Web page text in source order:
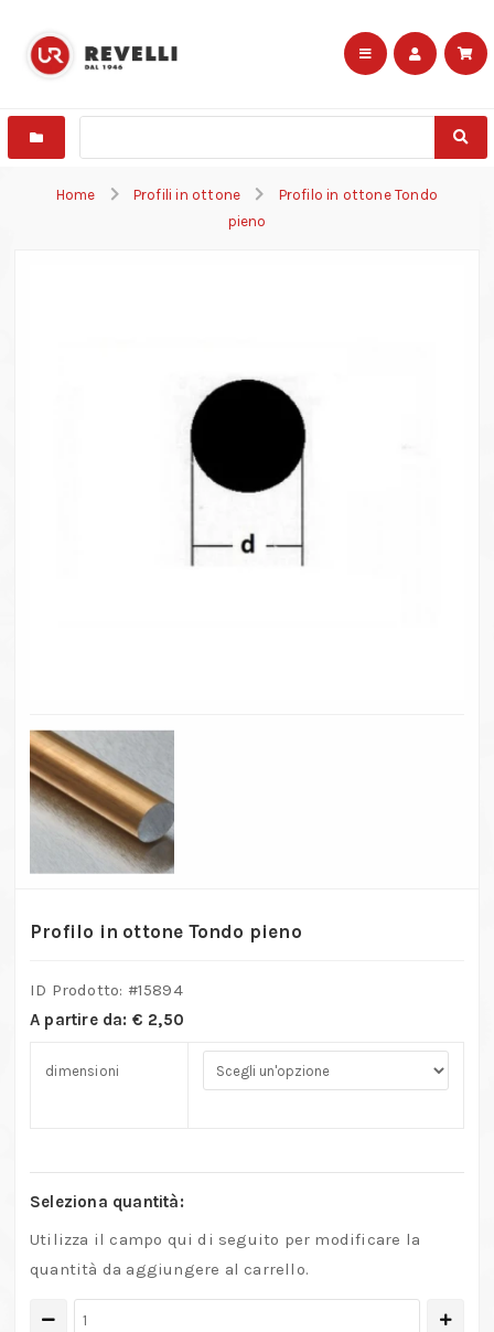
Home Profili in ottone
Profilo in ottone Tondo
pieno
Profilo in ottone Tondo pieno
ID Prodotto: #15894
A partire da: € 2,50
dimensioni
Seleziona quantità:
Utilizza il campo qui di seguito per modificare la
quantità da aggiungere al carrello.